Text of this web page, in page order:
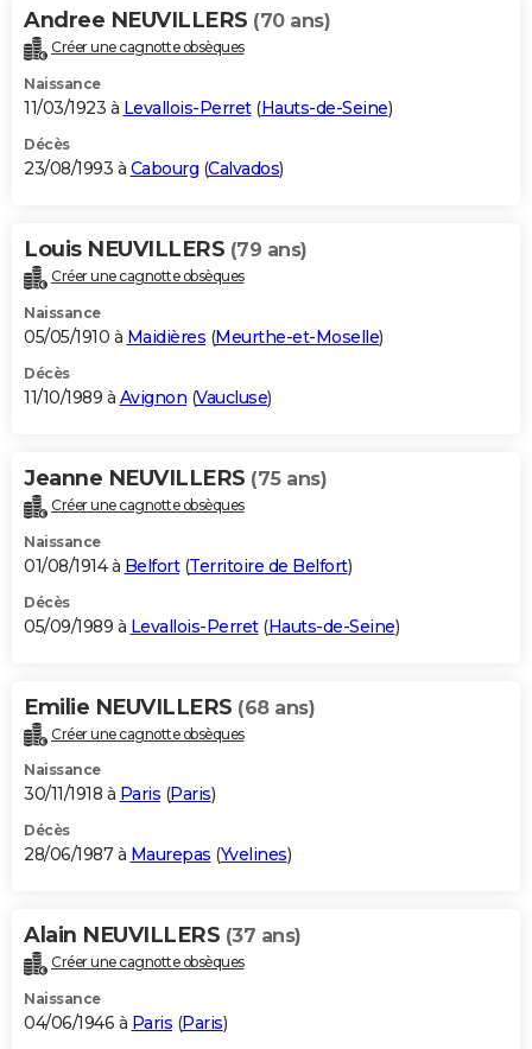
Andree NEUVILLERS (70 ans)
Créer une cagnotte obsèques
Naissance
11/03/1923 à Levallois-Perret(Hauts-de-Seine)
Décès
23/08/1993 à Cabourg (Calvados)
Louis NEUVILLERS (79 ans)
Créer une cagnotte obsèques
Naissance
05/05/1910 à Maidières (Meurthe-et-Moselle)
Décès
11/10/1989 à Avignon (Vaucluse)
Jeanne NEUVILLERS (75 ans)
Créer une cagnotte obsèques
Naissance
01/08/1914 à Belfort(Territoire de Belfort)
Décès
05/09/1989 à Levallois-Perret(Hauts-de-Seine)
Emilie NEUVILLERS (68 ans)
Créer une cagnotte obsèques
Naissance
30/11/1918 à Paris (Paris)
Décès
28/06/1987 à Maurepas (Yvelines)
Alain NEUVILLERS (37 ans)
Créer une cagnotte obsèques
Naissance
04/06/1946 à Paris (Paris)